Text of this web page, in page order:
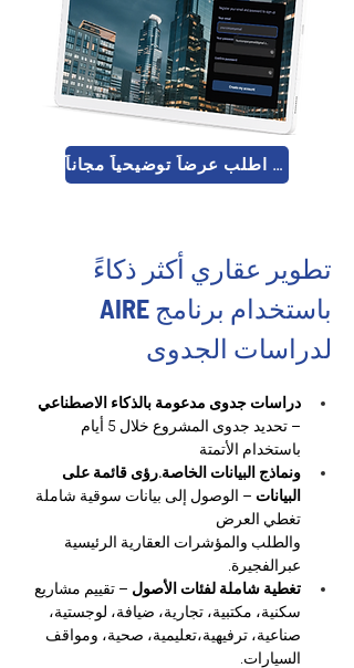
اطلب عرضاً توضيحياً مجاناً 🚀
تطوير عقاري أكثر ذكاءً
لدراسات الجدوى
دراسات جدوى مدعومة بالذكاء الاصطناعي
– تحديد جدوى المشروع خلال 5 أيام
باستخدام الأتمتة
ونماذج البيانات الخاصة.رؤى قائمة على
البيانات – الوصول إلى بيانات سوقية شاملة
تغطي العرض
والطلب والمؤشرات العقارية الرئيسية
عبرالفجيرة.
تغطية شاملة لفئات الأصول – تقييم مشاريع
سكنية، مكتبية، تجارية، ضيافة، لوجستية،
صناعية، ترفيهية،تعليمية، صحية، ومواقف
السيارات.